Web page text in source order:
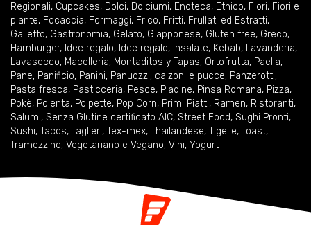
Regionali, Cupcakes, Dolci, Dolciumi, Enoteca, Etnico, Fiori, Fiori e
piante, Focaccia, Formaggi, Frico, Fritti, Frullati ed Estratti,
Galletto, Gastronomia, Gelato, Giapponese, Gluten free, Greco,
Hamburger, Idee regalo, Idee regalo, Insalate, Kebab, Lavanderia,
Lavasecco, Macelleria, Montaditos y Tapas, Ortofrutta, Paella,
Pane, Panificio, Panini, Panuozzi, calzoni e pucce, Panzerotti,
Pasta fresca, Pasticceria, Pesce, Piadine, Pinsa Romana, Pizza,
Pokè, Polenta, Polpette, Pop Corn, Primi Piatti, Ramen, Ristoranti,
Salumi, Senza Glutine certificato AIC, Street Food, Sughi Pronti,
Sushi, Tacos, Taglieri, Tex-mex, Thailandese, Tigelle, Toast,
Tramezzino, Vegetariano e Vegano, Vini, Yogurt